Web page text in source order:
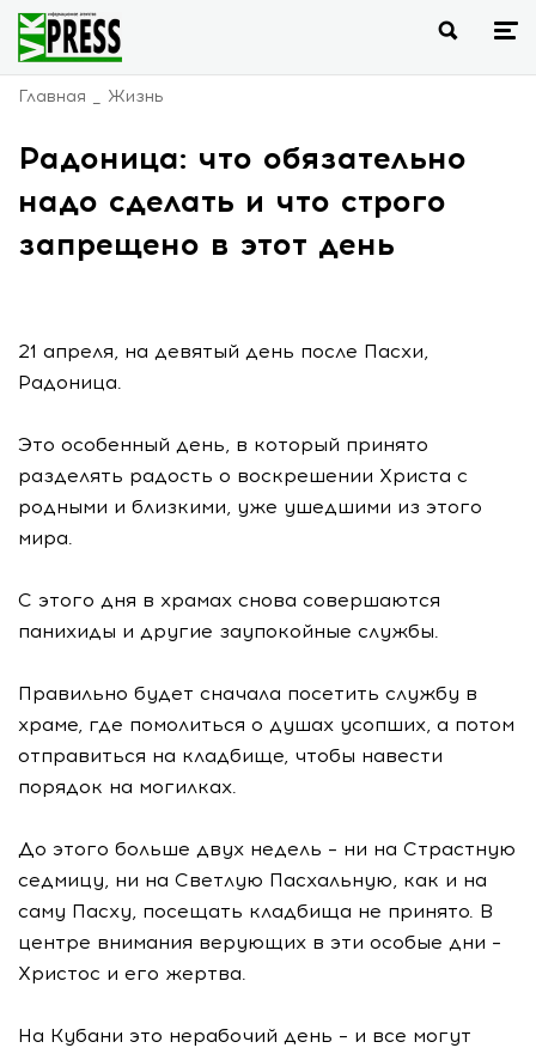
Главная Жизнь
Радоница: что обязательно
надо сделать и что строго
запрещено в этот день
21 апреля, на девятый день после Пасхи,
Радоница.
Это особенный день, в который принято
разделять радость о воскрешении Христа с
родными и близкими, уже ушедшими из этого
мира.
С этого дня в храмах снова совершаются
панихиды и другие заупокойные службы.
Правильно будет сначала посетить службу в
храме, где помолиться о душах усопших, а потом
отправиться на кладбище, чтобы навести
порядок на могилках.
До этого больше двух недель – ни на Страстную
седмицу, ни на Светлую Пасхальную, как и на
саму Пасху, посещать кладбища не принято. В
центре внимания верующих в эти особые дни –
Христос и его жертва.
На Кубани это нерабочий день – и все могут